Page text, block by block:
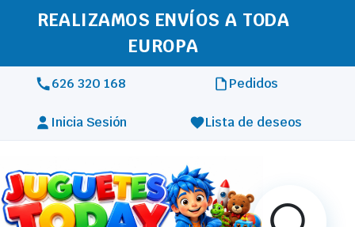
REALIZAMOS ENVÍOS A TODA
EUROPA
626 320 168 Pedidos
Inicia Sesión Lista de deseos